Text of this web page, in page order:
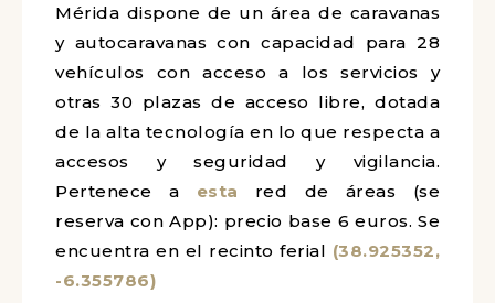
Mérida dispone de un área de caravanas
y autocaravanas con capacidad para 28
vehículos con acceso a los servicios y
otras 30 plazas de acceso libre, dotada
de la alta tecnología en lo que respecta a
accesos y seguridad y vigilancia.
Pertenece a esta red de áreas (se
reserva con App): precio base 6 euros. Se
encuentra en el recinto ferial (38.925352,
-6.355786)